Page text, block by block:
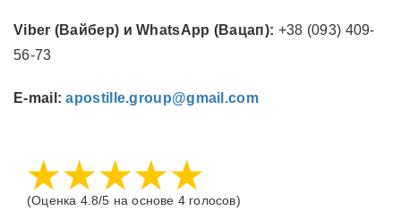
Viber (Вайбер) и WhatsApp (Вацап): +38 (093) 409-
56-73
E-mail: apostille.group@gmail.com
(Оценка 4.8/5 на основе 4 голосов)